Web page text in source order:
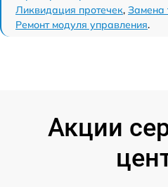
Ликвидация протечек, Замена
Ремонт модуля управления.
Акции